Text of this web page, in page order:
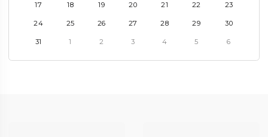
17 18 19 20 21 22 23
24 25 26 27 28 29 30
31 1 2 3 4 5 6